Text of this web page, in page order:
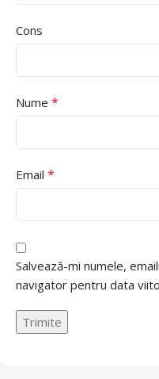
Cons
Nume *
Email *
Salvează-mi numele,
navigator pentru data